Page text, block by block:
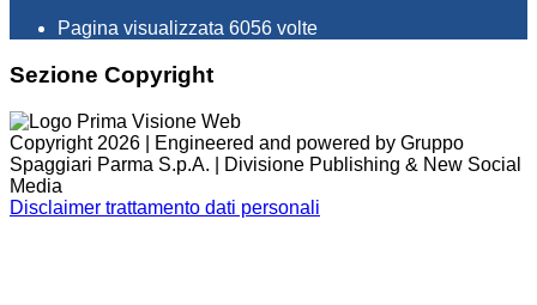
Pagina visualizzata 6056 volte
Sezione Copyright
Copyright 2026 | Engineered and powered by Gruppo
Spaggiari Parma S.p.A. | Divisione Publishing & New Social
Media
Disclaimer trattamento dati personali